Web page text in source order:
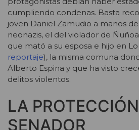
cumpliendo condenas. Basta
joven Daniel Zamudio a manos
neonazis, el del violador de
que mató a su esposa e hijo en
reportaje), la misma comuna
Alberto Espina y que ha visto
delitos violentos.
LA
SENADOR